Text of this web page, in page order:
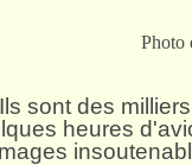
Photo
Ils sont des
heures